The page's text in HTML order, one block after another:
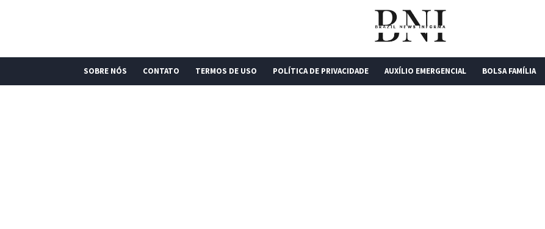
SOBRE NÓS CONTATO TERMOS DE USO POLÍTICA DE PRIVACIDADE AUXÍLIO EMERGENCIAL BOLSA FAMÍLIA